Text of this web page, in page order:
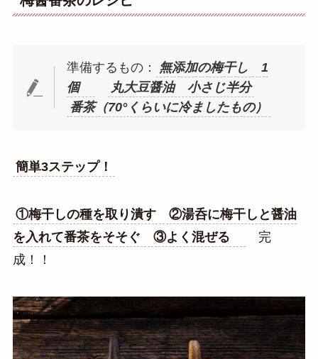
準備するもの：
無添加の梅干し 1
個
丸大豆醤油 小さじ半分
番茶（70°くらいに冷ましたもの）
簡単3ステップ！
①梅干しの種を取り潰す ②湯呑に梅干しと醤油
を入れて番茶をそそぐ ③よく混ぜる
完
成！！